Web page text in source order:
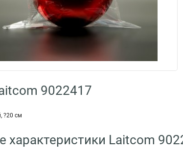
9022417
?20 см
характеристики Laitcom